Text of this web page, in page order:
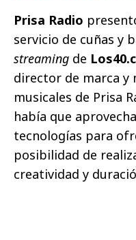
Prisa Radio
servicio de cuñas y
streaming de
director de marca y
musicales de Prisa
había que
tecnologías para
posibilidad de
creatividad y